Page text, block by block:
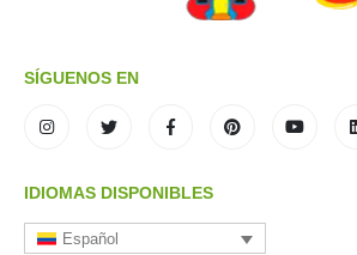
SÍGUENOS EN
IDIOMAS DISPONIBLES
Español